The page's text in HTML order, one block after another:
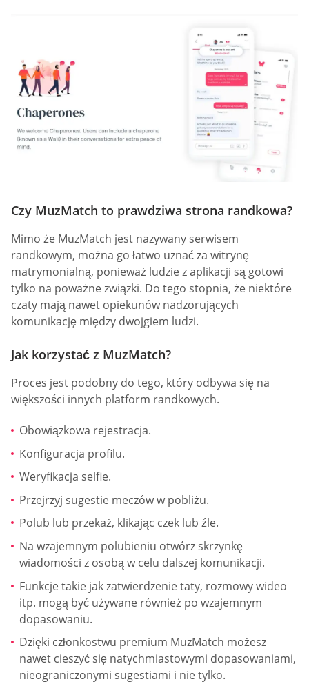
Czy MuzMatch to prawdziwa strona randkowa?
Mimo że MuzMatch jest nazywany serwisem
randkowym, można go łatwo uznać za witrynę
matrymonialną, ponieważ ludzie z aplikacji są gotowi
tylko na poważne związki. Do tego stopnia, że niektóre
czaty mają nawet opiekunów nadzorujących
komunikację między dwojgiem ludzi.
Jak korzystać z MuzMatch?
Proces jest podobny do tego, który odbywa się na
większości innych platform randkowych.
Obowiązkowa rejestracja.
Konfiguracja profilu.
Weryfikacja selfie.
Przejrzyj sugestie meczów w pobliżu.
Polub lub przekaż, klikając czek lub źle.
Na wzajemnym polubieniu otwórz skrzynkę
wiadomości z osobą w celu dalszej komunikacji.
Funkcje takie jak zatwierdzenie taty, rozmowy wideo
itp. mogą być używane również po wzajemnym
dopasowaniu.
Dzięki członkostwu premium MuzMatch możesz
nawet cieszyć się natychmiastowymi dopasowaniami,
nieograniczonymi sugestiami i nie tylko.